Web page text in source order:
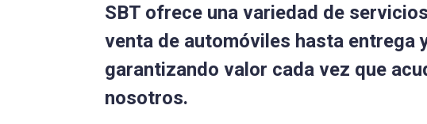
SBT ofrece una variedad de
venta de automóviles hasta entrega
garantizando valor cada vez que
nosotros.